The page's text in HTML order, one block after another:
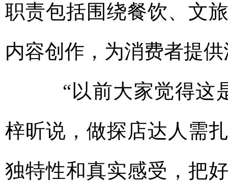
职责包括围绕餐饮、文
内容创作，为消费者提
“以前大家觉得这是
梓昕说，做探店达人需
独特性和真实感受，把